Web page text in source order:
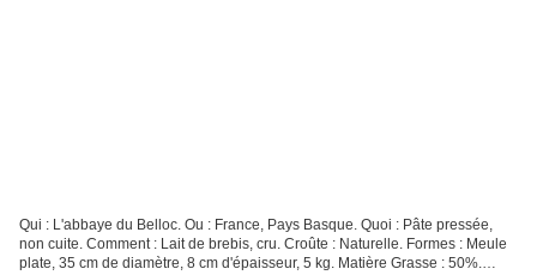
Qui : L'abbaye du Belloc. Ou : France, Pays Basque. Quoi : Pâte pressée,
non cuite. Comment : Lait de brebis, cru. Croûte : Naturelle. Formes : Meule
plate, 35 cm de diamètre, 8 cm d'épaisseur, 5 kg. Matière Grasse : 50%.